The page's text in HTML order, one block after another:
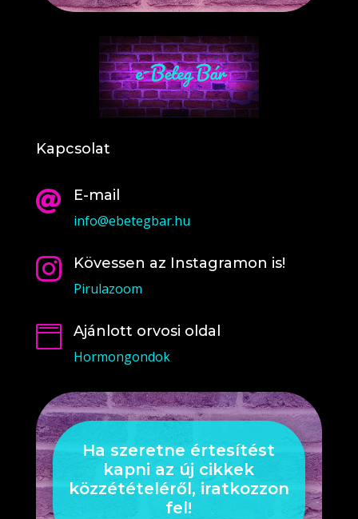
Kapcsolat

E-mail
info@ebetegbar.hu

Kövessen az Instagramon is!
Pirulazoom

Ajánlott orvosi oldal
Hormongondok
Ha szeretne értesítést
kapni az új cikkek
közzétételéről, iratkozzon
fel!